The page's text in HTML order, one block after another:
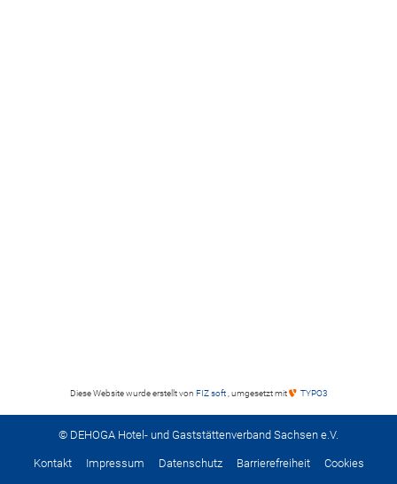
Diese Website wurde erstellt von FIZ soft , umgesetzt mit TYPO3
© DEHOGA Hotel- und Gaststättenverband Sachsen e.V.
Kontakt Impressum Datenschutz Barrierefreiheit Cookies